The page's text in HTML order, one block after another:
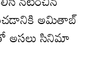
అమితాబ్
అసలు సినిమా